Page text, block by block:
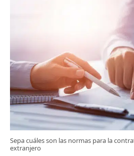
Sepa cuáles son las normas para la
extranjero